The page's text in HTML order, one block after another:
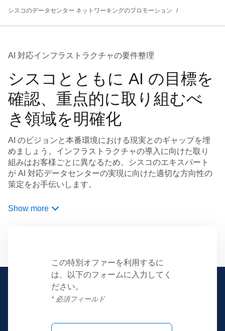
シスコのデータセンター ネットワーキングのプロモーション
AI 対応インフラストラクチャの要件整理
シスコとともに AI の目標を
確認、重点的に取り組むべ
き領域を明確化
AI のビジョンと本番環境における現実とのギャップを埋
めましょう。インフラストラクチャの導入に向けた取り
組みはお客様ごとに異なるため、シスコのエキスパート
が AI 対応データセンターの実現に向けた適切な方向性の
策定をお手伝いします。
Show more
この特別オファーを利用するに
は、以下のフォームに入力してく
ださい。
* 必須フィールド